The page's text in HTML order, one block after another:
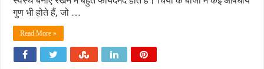
गुण भी होते हैं, जो …
Read More »